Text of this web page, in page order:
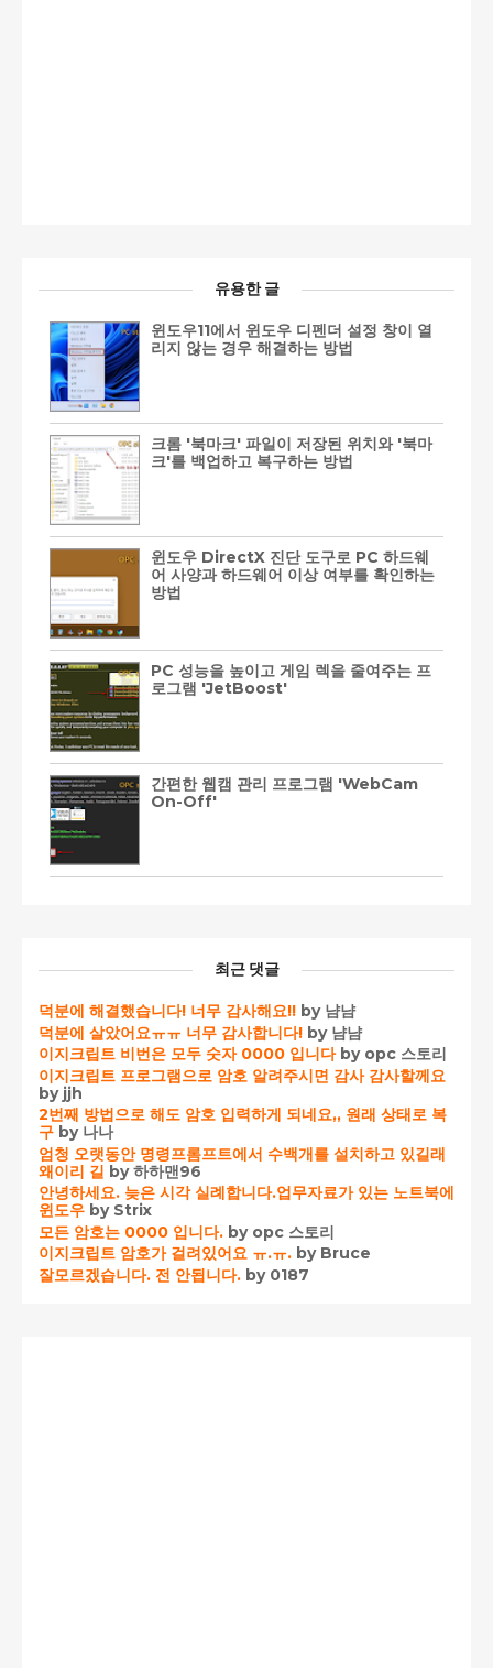
유용한 글
윈도우11에서 윈도우 디펜더 설정 창이 열
리지 않는 경우 해결하는 방법
크롬 '북마크' 파일이 저장된 위치와 '북마
크'를 백업하고 복구하는 방법
윈도우 DirectX 진단 도구로 PC 하드웨
어 사양과 하드웨어 이상 여부를 확인하는
방법
PC 성능을 높이고 게임 렉을 줄여주는 프
로그램 'JetBoost'
간편한 웹캠 관리 프로그램 'WebCam
On-Off'
최근 댓글
덕분에 해결했습니다! 너무 감사해요!! by 냠냠
덕분에 살았어요ㅠㅠ 너무 감사합니다! by 냠냠
이지크립트 비번은 모두 숫자 0000 입니다by opc 스토리
이지크립트 프로그램으로 암호 알려주시면 감사 감사할께요
by jjh
2번째 방법으로 해도 암호 입력하게 되네요,, 원래 상태로 복
구 by 나나
엄청 오랫동안 명령프롬프트에서 수백개를 설치하고 있길래
왜이리 길 by 하하맨96
안녕하세요. 늦은 시각 실례합니다.업무자료가 있는 노트북에
윈도우 by Strix
모든 암호는 0000 입니다. by opc 스토리
이지크립트 암호가 걸려있어요 ㅠ.ㅠ. by Bruce
잘모르겠습니다. 전 안됩니다. by 0187